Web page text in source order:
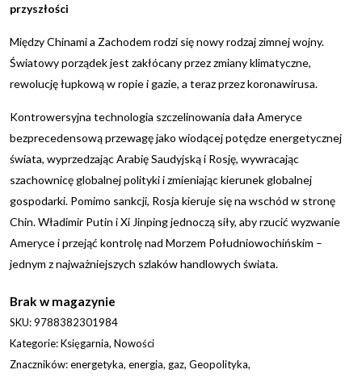
przyszłości
Między Chinami a Zachodem rodzi się nowy rodzaj zimnej wojny.
Światowy porządek jest zakłócany przez zmiany klimatyczne,
rewolucję łupkową w ropie i gazie, a teraz przez koronawirusa.
Kontrowersyjna technologia szczelinowania dała Ameryce
bezprecedensową przewagę jako wiodącej potędze energetycznej
świata, wyprzedzając Arabię Saudyjską i Rosję, wywracając
szachownicę globalnej polityki i zmieniając kierunek globalnej
gospodarki. Pomimo sankcji, Rosja kieruje się na wschód w stronę
Chin. Władimir Putin i Xi Jinping jednoczą siły, aby rzucić wyzwanie
Ameryce i przejąć kontrolę nad Morzem Południowochińskim –
jednym z najważniejszych szlaków handlowych świata.
Brak w magazynie
SKU:9788382301984
Kategorie:Księgarnia, Nowości
Znaczników:energetyka, energia, gaz, Geopolityka,